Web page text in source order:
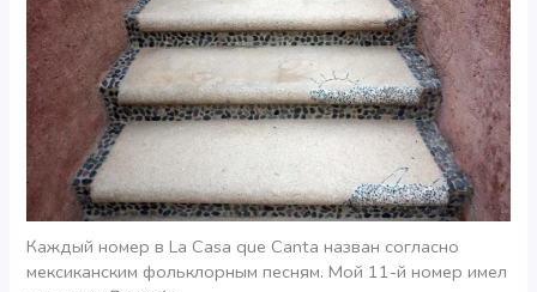
Каждый номер в La Casa que Canta назван согласно
мексиканским фольклорным песням. Мой 11-й номер имел